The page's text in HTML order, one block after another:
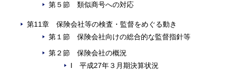
第５節 類似商号への対応
第11章 保険会社等の検査・監督をめぐる動き
第１節 保険会社向けの総合的な監督指針等
第２節 保険会社の概況
I 平成27年３月期決算状況